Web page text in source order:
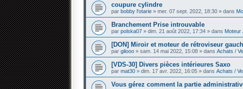
coupure cylindre
par bobby l'otarie » mer. 07 sept. 2022, 18:30 » dans
Branchement Prise introuvable
par polska07 » dim. 21 août 2022, 17:34 » dans Moteur
[DON] Miroir et moteur de rétroviseur
par gilooo » sam. 14 mai 2022, 15:08 » dans Achats /
[VDS-30] Divers pièces intérieures Saxo
par mat30 » dim. 17 avr. 2022, 16:05 » dans Achats /
Vous gérez comment la partie